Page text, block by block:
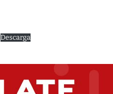
Descarga